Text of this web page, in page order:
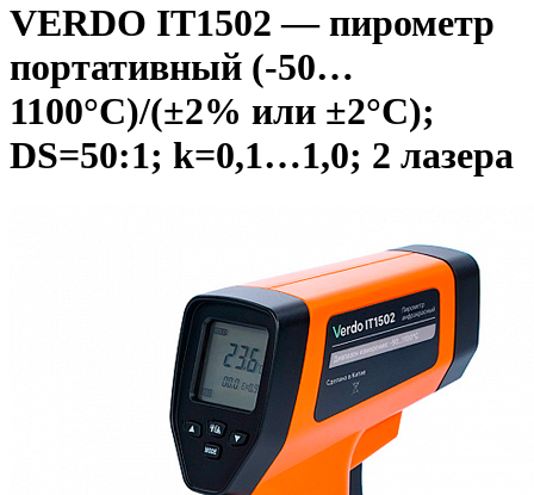
VERDO IT1502 — пирометр
портативный (-50…
1100°С)/(±2% или ±2°С);
DS=50:1; k=0,1…1,0; 2 лазера